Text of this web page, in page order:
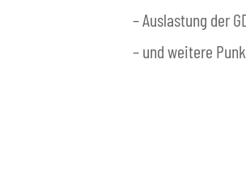
– Auslastung der
– und weitere